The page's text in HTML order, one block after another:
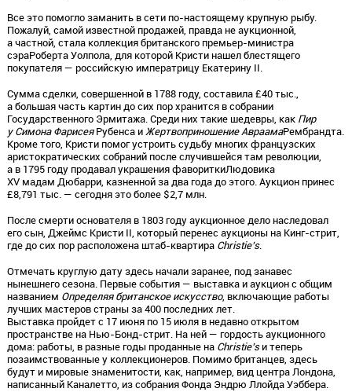
Все это помогло заманить в сети по-настоящему крупную рыбу.
Пожалуй, самой известной продажей, правда не аукционной,
а частной, стала коллекция британского премьер-министра
сэраРоберта Уолпола, для которой Кристи нашел блестящего
покупателя — российскую императрицу Екатерину II.
Сумма сделки, совершенной в 1788 году, составила £40 тыс.,
а большая часть картин до сих пор хранится в собрании
Государственного Эрмитажа. Среди них такие шедевры, какПир
у Симона ФарисеяРубенса иЖертвоприношение АвраамаРембрандта.
Кроме того, Кристи помог устроить судьбу многих французских
аристократических собраний после случившейся там революции,
а в 1795 году продавал украшения фавориткиЛюдовика
XV мадам Дюбарри, казненной за два года до этого. Аукцион принес
£8,791 тыс. — сегодня это более $2,7 млн.
После смерти основателя в 1803 году аукционное дело наследовал
его сын, Джеймс Кристи II, который перенес аукционы на Кинг-стрит,
где до сих пор расположена штаб-квартира Christie’s.
Отмечать круглую дату здесь начали заранее, под занавес
нынешнего сезона. Первые события — выставка и аукцион с общим
названием Определяя британское искусство, включающие работы
лучших мастеров страны за 400 последних лет.
Выставка пройдет с 17 июня по 15 июля в недавно открытом
пространстве на Нью-Бонд-стрит. На ней — гордость аукционного
дома: работы, в разные годы проданные на Christie’sи теперь
позаимствованные у коллекционеров. Помимо британцев, здесь
будут и мировые знаменитости, как, например, вид центра Лондона,
написанный Каналетто, из собрания Фонда Эндрю Ллойда Уэббера.